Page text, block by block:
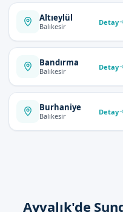
Altıeylül
Balıkesir Detay
Bandırma
Balıkesir Detay
Burhaniye
Balıkesir Detay
Ayvalık'de